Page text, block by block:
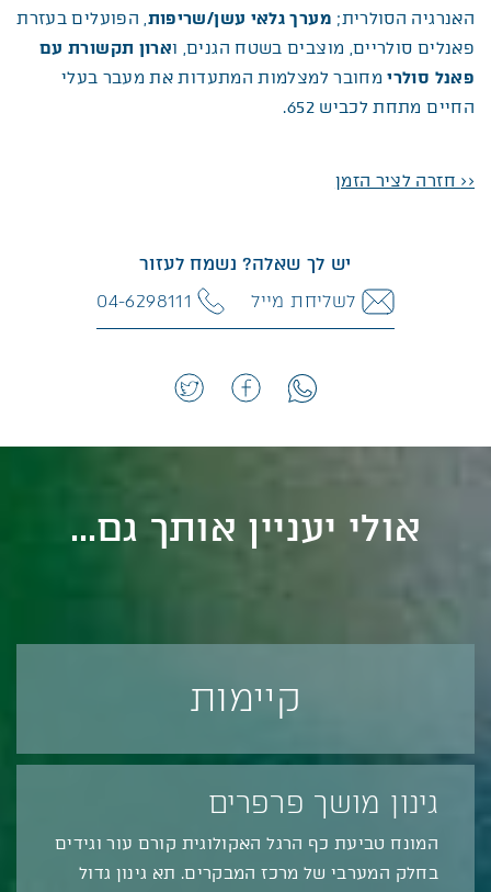
האנרגיה הסולרית; מערך גלאי עשן/שריפות, הפועלים בעזרת
פאנלים סולריים, מוצבים בשטח הגנים, וארון תקשורת עם
פאנל סולרימחובר למצלמות המתעדות את מעבר בעלי
החיים מתחת לכביש 652.
<< חזרה לציר הזמן
יש לך שאלה? נשמח לעזור
לשליחת מייל
04-6298111
אולי יעניין אותך גם...
קיימות
גינון מושך פרפרים
המונח טביעת כף הרגל האקולוגית קורם עור וגידים
בחלק המערבי של מרכז המבקרים. תא גינון גדול